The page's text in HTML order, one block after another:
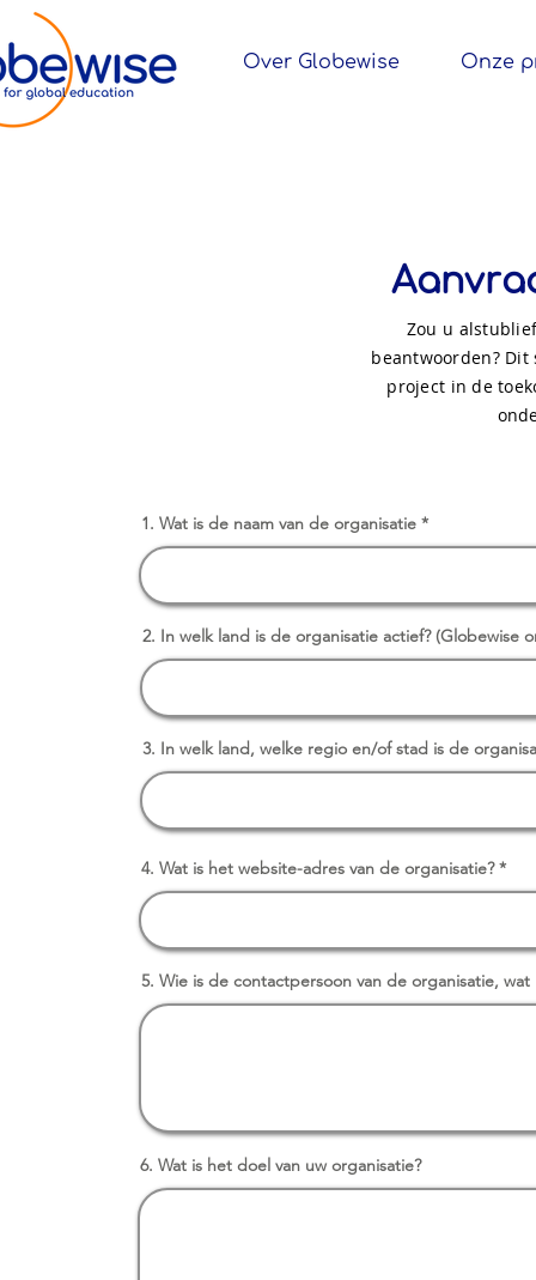
Over Globewise Onze
Zou u
beantwoorden?
project in de
1. Wat is de naam van de organisatie
2. In welk land is de organisatie actief? (Globewise
3. In welk land, welke regio en/of stad is de
4. Wat is het website-adres van de organisatie?
5. Wie is de contactpersoon van de organisatie,
6. Wat is het doel van uw organisatie?